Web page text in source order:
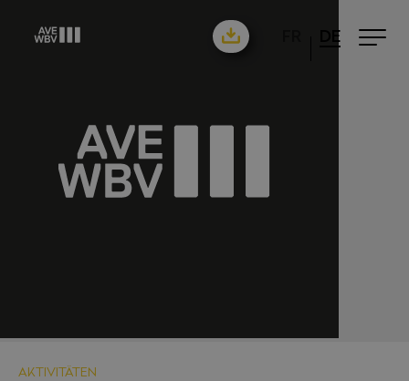
DE
AKTIVITÄTEN